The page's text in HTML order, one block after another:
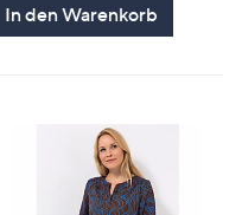
In den Warenkorb